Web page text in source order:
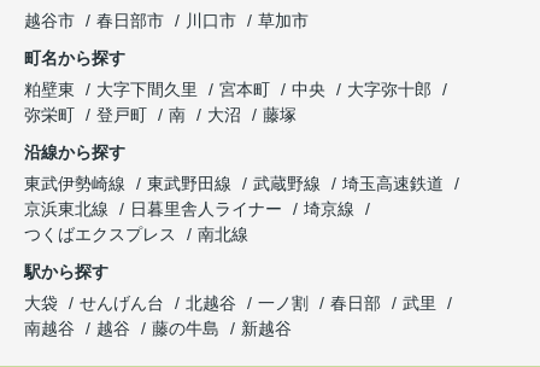
越谷市
春日部市 川口市
草加市
町名から探す
粕壁東
大字下間久里 宮本町 中央
大字弥十郎
弥栄町
登戸町 南 大沼
藤塚
沿線から探す
東武伊勢崎線
東武野田線 武蔵野線
埼玉高速鉄道
京浜東北線
日暮里舎人ライナー
埼京線
つくばエクスプレス
南北線
駅から探す
大袋
せんげん台 北越谷 一ノ割 春日部
武里
南越谷
越谷 藤の牛島 新越谷